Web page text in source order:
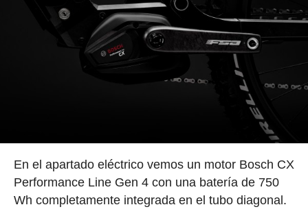
En el apartado eléctrico vemos un motor Bosch CX
Performance Line Gen 4 con una batería de 750
Wh completamente integrada en el tubo diagonal.